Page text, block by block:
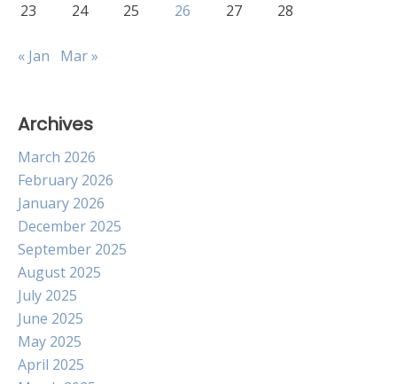
23
24 25 26 27 28
« Jan Mar »
Archives
March 2026
February 2026
January 2026
December 2025
September 2025
August 2025
July 2025
June 2025
May 2025
April 2025